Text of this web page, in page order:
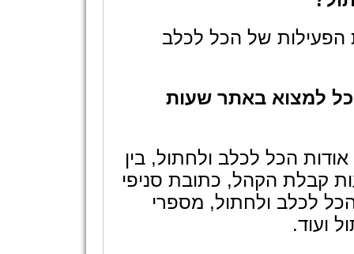
של הכל לכלב
למצוא באתר שעות
הכל לכלב ולחתול, בין
קבלת הקהל, כתובת סניפי
לכלב ולחתול, מספרי
ועוד.